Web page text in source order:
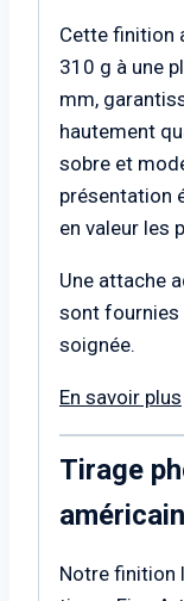
Cette finition
310 g à une
mm,
hautement
sobre et
présentation
en valeur les
Une attache
sont fournies
soignée.
En savoir plus
Tirage
Notre finition